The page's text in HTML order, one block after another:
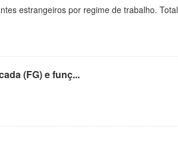
estrangeiros por regime de trabalho. Total
(FG) e funç...